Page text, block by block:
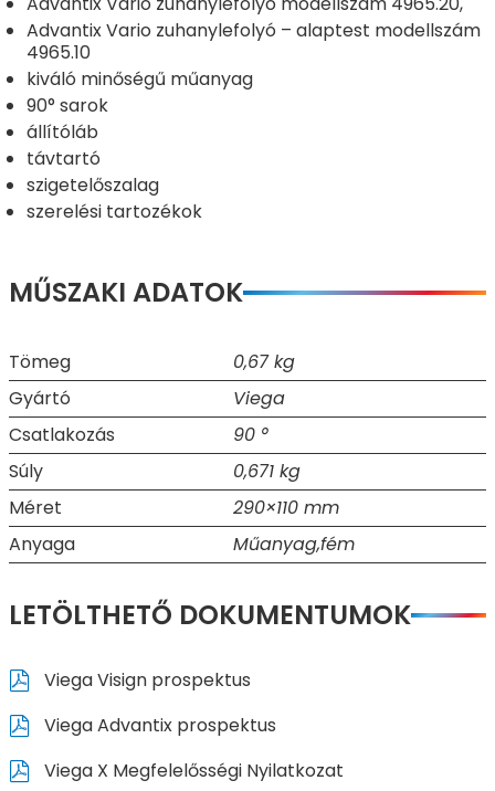
Advantix Vario zuhanylefolyó – alaptest modellszám
4965.10
kiváló minőségű műanyag
90° sarok
állítóláb
távtartó
szigetelőszalag
szerelési tartozékok
MŰSZAKI ADATOK
Tömeg
0,67 kg
Gyártó
Viega
Csatlakozás
90 °
Súly
0,671 kg
Méret
290×110 mm
Anyaga
Műanyag,fém
LETÖLTHETŐ DOKUMENTUMOK
Viega Visign prospektus
Viega Advantix prospektus
Viega X Megfelelősségi Nyilatkozat